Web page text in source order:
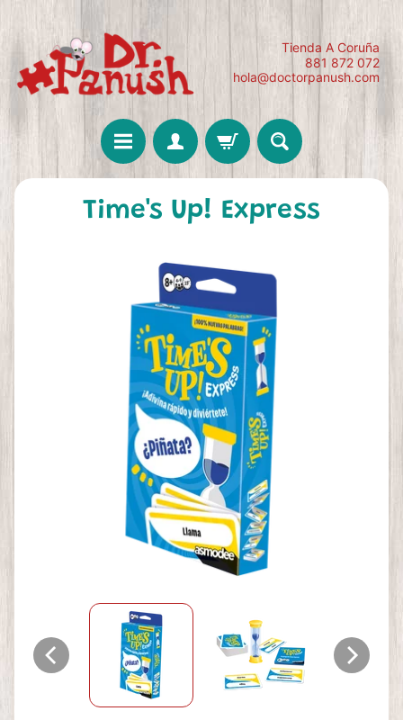
Tienda A Coruña
881 872 072
hola@doctorpanush.com
Time's Up! Express